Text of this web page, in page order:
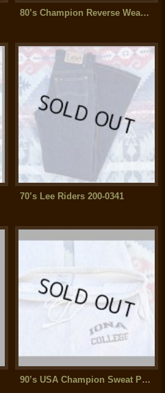
80’s Champion Reverse Weave Sweat Pants(XXL)
70’s Lee Riders 200-0341
90’s USA Champion Sweat Pants